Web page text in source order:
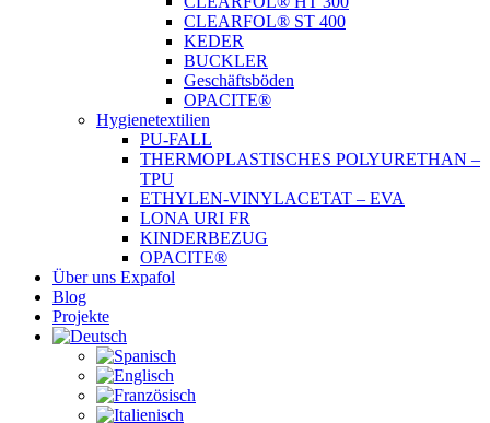
CLEARFOL® ST 400
KEDER
BUCKLER
Geschäftsböden
OPACITE®
Hygienetextilien
PU-FALL
THERMOPLASTISCHES POLYURETHAN –
TPU
ETHYLEN-VINYLACETAT – EVA
LONA URI FR
KINDERBEZUG
OPACITE®
Über uns Expafol
Blog
Projekte